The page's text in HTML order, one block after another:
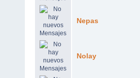
Nepas
Nolay